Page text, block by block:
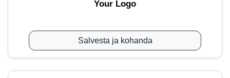
Your Logo
Salvesta ja kohanda